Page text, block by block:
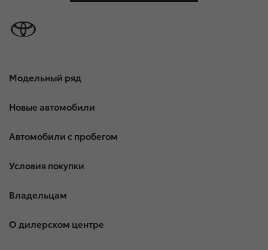
Модельный ряд
Новые автомобили
Автомобили с пробегом
Условия покупки
Владельцам
О дилерском центре